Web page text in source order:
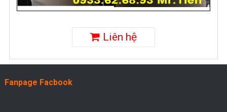
Liên hệ
Fanpage Facbook